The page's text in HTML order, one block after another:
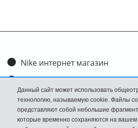
Nike интернет магазин
Доставка и оплата
Обмен и возврат
Размеры
Данный сайт может использовать
технологию, называемую cookie. Файлы
представляют собой небольшие
которые временно сохраняются на